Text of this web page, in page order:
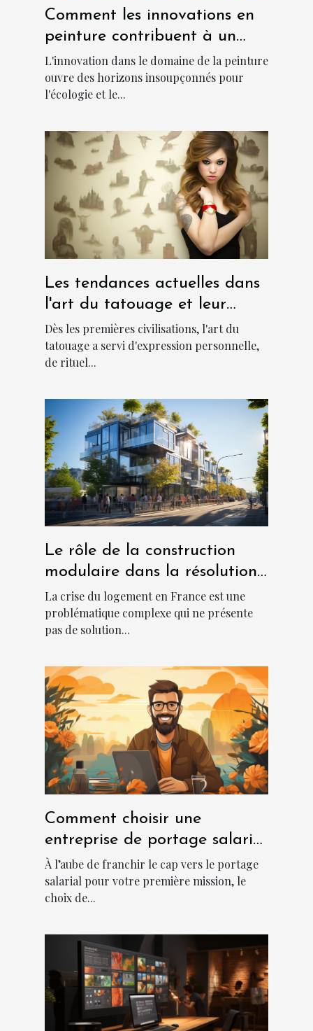
Comment les innovations en
peinture contribuent à un
environnement plus frais et
durable
L'innovation dans le domaine de la peinture
ouvre des horizons insoupçonnés pour
l'écologie et le...
Les tendances actuelles dans
l'art du tatouage et leur
signification culturelle
Dès les premières civilisations, l'art du
tatouage a servi d'expression personnelle,
de rituel...
Le rôle de la construction
modulaire dans la résolution
de la crise du logement en
France
La crise du logement en France est une
problématique complexe qui ne présente
pas de solution...
Comment choisir une
entreprise de portage salarial
?
À l’aube de franchir le cap vers le portage
salarial pour votre première mission, le
choix de...